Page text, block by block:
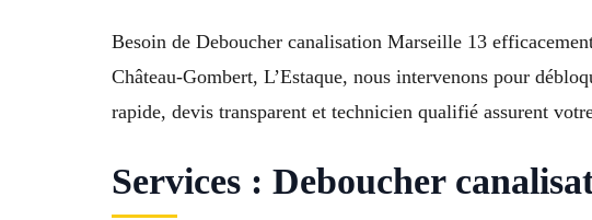
Besoin de Deboucher canalisation Marseille 13
Château-Gombert, L’Estaque, nous intervenons pour
rapide, devis transparent et technicien qualifié assurent
Services : Deboucher